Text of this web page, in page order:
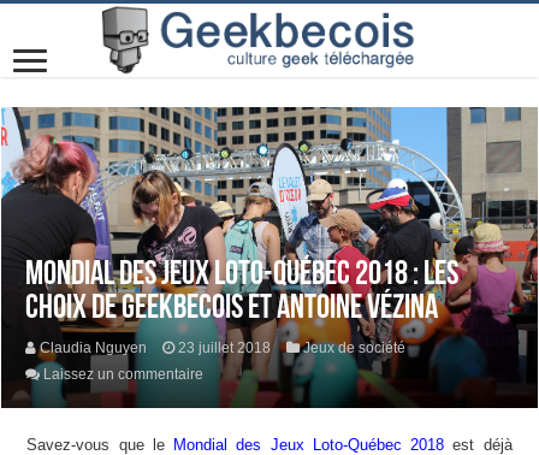
Mondial des Jeux Loto-Québec 2018 : les
choix de Geekbecois et Antoine Vézina
Claudia Nguyen 23 juillet 2018
Jeux de société
Laissez un commentaire
Savez-vous que le Mondial des Jeux Loto-Québec 2018 est déjà